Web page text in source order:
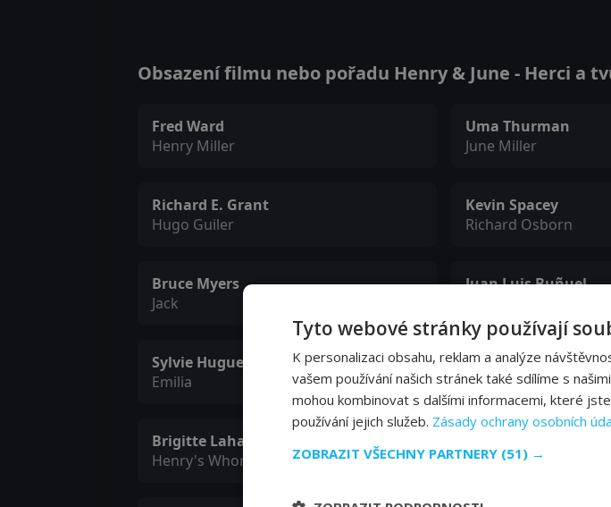
Obsazení filmu nebo pořadu Henry & June - Herci a
Fred Ward
Henry Miller
Uma Thurman
June Miller
Richard E. Grant
Hugo Guiler
Kevin Spacey
Richard Osborn
Bruce Myers
Jack
Juan Luis Buñuel
Sylvie Huguel
Emilia
Artus de Penguern
Brassai
Brigitte Lahaie
Henry's Whore
Frail Prostitute
Tyto webové stránky používají
K personalizaci obsahu, reklam a analýze
vašem používání našich stránek také sdílíme s
mohou kombinovat s dalšími informacemi, které
používání jejich služeb. Zásady ochrany osobních
ZOBRAZIT VŠECHNY PARTNERY (51) →